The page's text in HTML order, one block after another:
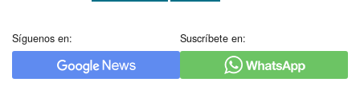
Síguenos en: Suscríbete en: